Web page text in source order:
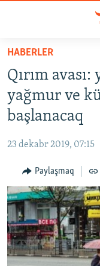
Esas
qaytmaq
Baş
navigatsiyağa
qaytmaq
Qıdıruvğa
SİYASET
İQTİSADİYAT
MEDENİYET
İNSAN AQLARI
VİDEO
SÜRET
BLOGLAR
FİKİR
HABERLER
Qırım
yağmur ve
başlanacaq
23 dekabr 2019, 07:15
Paylaşmaq